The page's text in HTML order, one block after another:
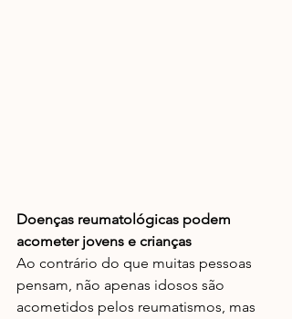
Doenças reumatológicas podem
acometer jovens e crianças
Ao contrário do que muitas pessoas
pensam, não apenas idosos são
acometidos pelos reumatismos, mas